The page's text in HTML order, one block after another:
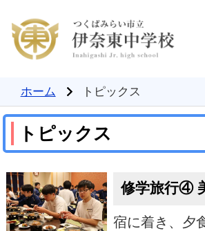
ホーム トピックス
トピックス
修学旅行④
宿に着き、夕